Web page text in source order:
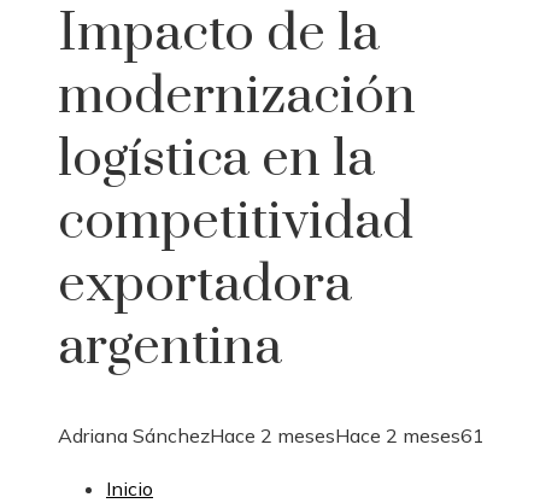
Impacto de la
modernización
logística en la
competitividad
exportadora
argentina
Adriana SánchezHace 2 mesesHace 2 meses61
Inicio